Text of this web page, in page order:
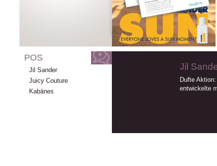
Jil
Dufte
entwickelte
POS
Jil Sander
Juicy Couture
Kabänes